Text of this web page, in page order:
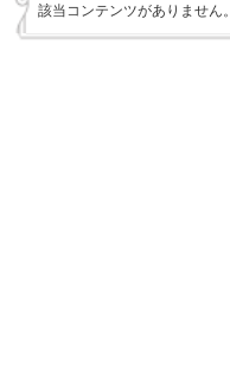
該当コンテンツがありません。